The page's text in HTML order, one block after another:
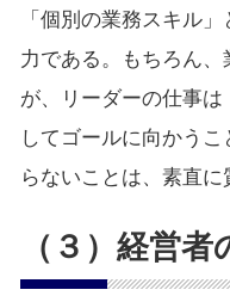
「個別の業務スキル
力である。もちろん
が、リーダーの仕事
してゴールに向かう
らないことは、素直に
（３）経営